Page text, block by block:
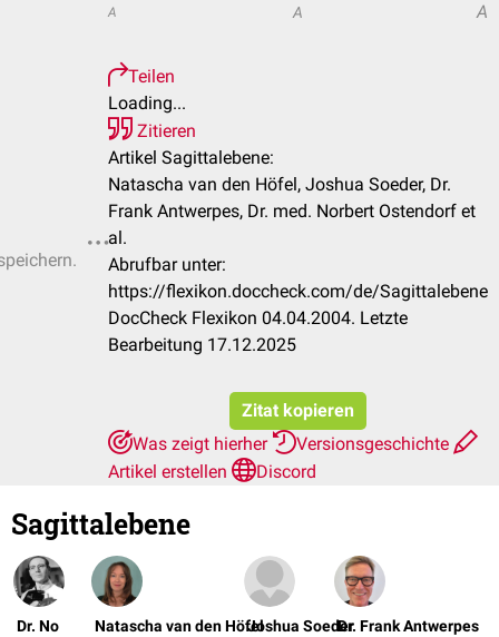
A A A
Teilen
Loading...
Zitieren
Artikel Sagittalebene:
Natascha van den Höfel, Joshua Soeder, Dr.
Frank Antwerpes, Dr. med. Norbert Ostendorf et
al.
Abrufbar unter:
https://flexikon.doccheck.com/de/Sagittalebene
DocCheck Flexikon 04.04.2004. Letzte
Bearbeitung 17.12.2025
Zitat kopieren
Was zeigt hierher
Versionsgeschichte
Artikel erstellen
Discord
Sagittalebene
Dr. No Natascha van den HöfelJoshua SoederDr. Frank Antwerpes